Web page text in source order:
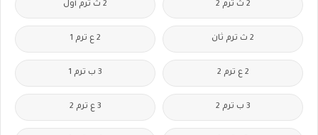
2 ث ترم 2 2 ث ترم أول
2 ث ترم ثان 2 ع ترم 1
2 ع ترم 2 3 ب ترم 1
3 ب ترم 2 3 ع ترم 2